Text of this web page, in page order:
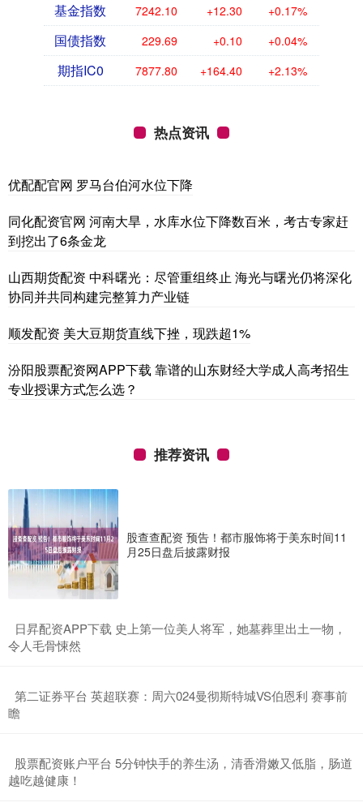
基金指数 7242.10 +12.30 +0.17%
国债指数 229.69 +0.10 +0.04%
期指IC0 7877.80 +164.40 +2.13%
热点资讯
优配配官网 罗马台伯河水位下降
同化配资官网 河南大旱，水库水位下降数百米，考古专家赶
到挖出了6条金龙
山西期货配资 中科曙光：尽管重组终止 海光与曙光仍将深化
协同并共同构建完整算力产业链
顺发配资 美大豆期货直线下挫，现跌超1%
汾阳股票配资网APP下载 靠谱的山东财经大学成人高考招生
专业授课方式怎么选？
推荐资讯
股查查配资 预告！都市服饰将于美东时间11
月25日盘后披露财报
​日昇配资APP下载 史上第一位美人将军，她墓葬里出土一物，
令人毛骨悚然
​第二证券平台 英超联赛：周六024曼彻斯特城VS伯恩利 赛事前
瞻
​股票配资账户平台 5分钟快手的养生汤，清香滑嫩又低脂，肠道
越吃越健康！